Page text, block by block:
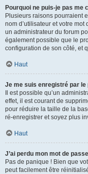
Pourquoi ne puis-je pas me
Plusieurs raisons pourraient
nom d’utilisateur et votre mot
un administrateur du forum
également possible que le
configuration de son côté, et
Haut
Je me suis enregistré par
Il est possible qu’un
effet, il est courant de
pour réduire la taille de la
ré-enregistrer et soyez plus
Haut
J’ai perdu mon mot de
Pas de panique ! Bien que
peut facilement être